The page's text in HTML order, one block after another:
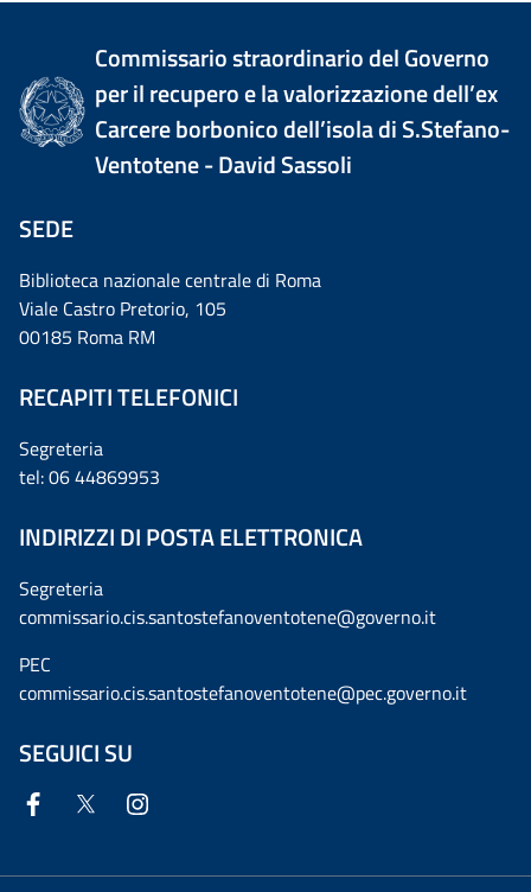
Commissario straordinario del Governo
per il recupero e la valorizzazione dell’ex
Carcere borbonico dell’isola di S.Stefano-
Ventotene - David Sassoli
SEDE
Biblioteca nazionale centrale di Roma
Viale Castro Pretorio, 105
00185 Roma RM
RECAPITI TELEFONICI
Segreteria
tel: 06 44869953
INDIRIZZI DI POSTA ELETTRONICA
Segreteria
commissario.cis.santostefanoventotene@governo.it
PEC
commissario.cis.santostefanoventotene@pec.governo.it
SEGUICI SU